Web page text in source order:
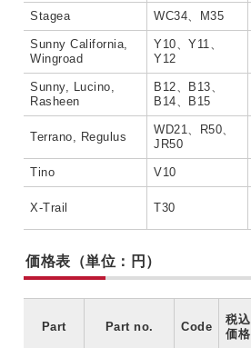
Stagea WC34、M35
Sunny California,
Wingroad
Y10、Y11、
Y12
Sunny, Lucino,
Rasheen
B12、B13、
B14、B15
Terrano, Regulus
WD21、R50、
JR50
Tino V10
X-Trail T30
価格表（単位：円）
Part Part no. Code
税込
価格